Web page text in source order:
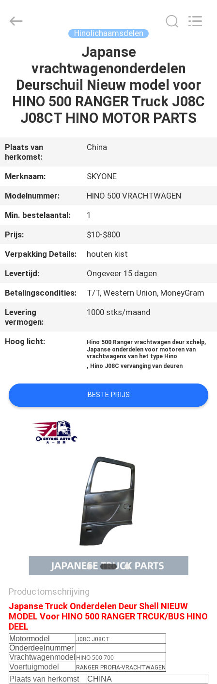
PRODUCTEN
ONGEVEER
FABRIEKSREIS
KWALITEITSCONTROLE
CONTACTEER
ONS
NIEUWS
VERZOEK
OM EEN
CITAAT
PRIVACY
POLICY
Hinolichaamsdelen
Japanse
vrachtwagenonderdelen
Deurschuil Nieuw model voor
HINO 500 RANGER Truck J08C
J08CT HINO MOTOR PARTS
Plaats van
herkomst:
China
Merknaam:
SKYONE
Modelnummer:
HINO 500 VRACHTWAGEN
Min. bestelaantal:
1
Prijs:
$10-$800
Verpakking Details:
houten kist
Levertijd:
Ongeveer 15 dagen
Betalingscondities:
T/T, Western Union, MoneyGram
Levering
vermogen:
1000 stks/maand
Hoog licht: Hino 500 Ranger vrachtwagen deur schelp,
Japanse onderdelen voor motoren van
vrachtwagens van het type Hino
, Hino J08C vervanging van deuren
BESTE PRIJS
Productomschrijving
Japanse Truck Onderdelen Deur Shell NIEUW
MODEL Voor HINO 500 RANGER TRCUK/BUS HINO
DEEL
Motormodel J08C J08CT
Onderdeelnummer
Vrachtwagenmodel HINO 500 700
Voertuigmodel
RANGER PROFIA-VRACHTWAGEN
Plaats van herkomst
CHINA